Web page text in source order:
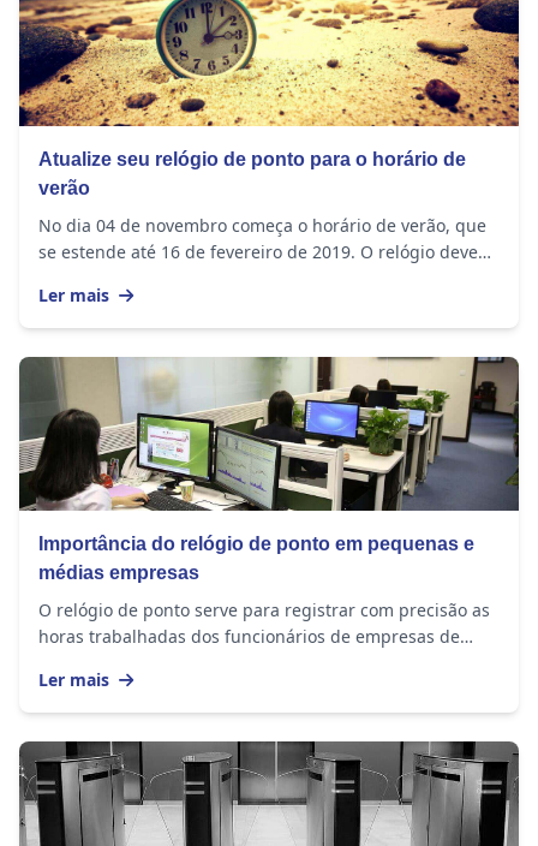
Atualize seu relógio de ponto para o horário de
verão
No dia 04 de novembro começa o horário de verão, que
se estende até 16 de fevereiro de 2019. O relógio deve
Ler mais
Importância do relógio de ponto em pequenas e
médias empresas
O relógio de ponto serve para registrar com precisão as
horas trabalhadas dos funcionários de empresas de
Ler mais